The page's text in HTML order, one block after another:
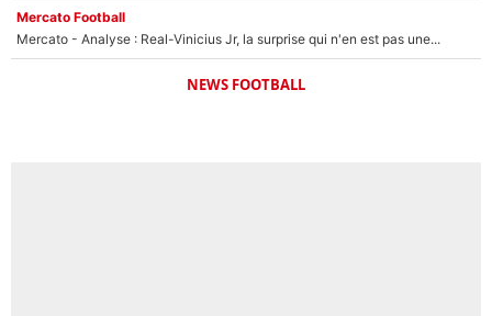
Mercato Football
Mercato - Analyse : Real-Vinicius Jr, la surprise qui n'en est pas une...
NEWS FOOTBALL